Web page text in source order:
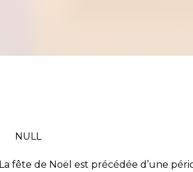
NULL
La fête de Noël est précédée d’une